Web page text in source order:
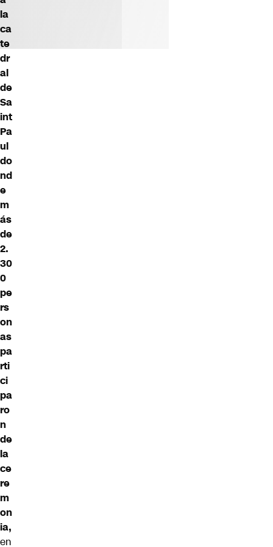
la
ca
te
dr
al
de
Sa
int
Pa
ul
do
nd
e
m
ás
de
2.
30
0
pe
rs
on
as
pa
rti
ci
pa
ro
n
de
la
ce
re
m
on
ia,
en